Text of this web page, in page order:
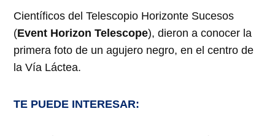
Científicos del Telescopio Horizonte Sucesos
(Event Horizon Telescope), dieron a conocer la
primera foto de un agujero negro, en el centro de
la Vía Láctea.
TE PUEDE INTERESAR: